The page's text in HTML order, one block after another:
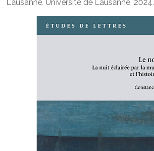
Lausanne, Université de Lausanne, 2024.